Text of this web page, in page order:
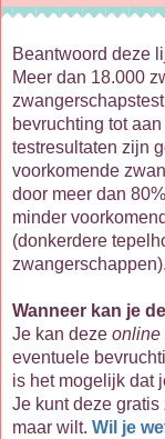
Beantwoord deze
Meer dan 18.000
bevruchting tot
testresultaten zijn
voorkomende
door meer dan
minder
(donkerdere
zwangerschappen).
Wanneer kan je
Je kan deze online
eventuele
is het mogelijk dat
Je kunt deze
maar wilt. Wil je